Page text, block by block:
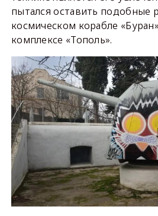
пытался оставить подобные
космическом корабле
комплексе «Тополь».